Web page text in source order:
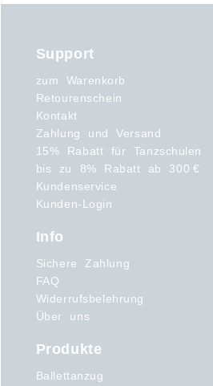
Support
zum Warenkorb
Retourenschein
Kontakt
Zahlung und Versand
15% Rabatt für Tanzschulen
bis zu 8% Rabatt ab 300 €
Kundenservice
Kunden-Login
Info
Sichere Zahlung
FAQ
Widerrufsbelehrung
Über uns
Produkte
Ballettanzug